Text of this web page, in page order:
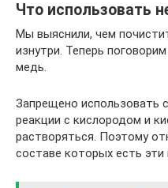
Что использовать
Мы выяснили, чем
изнутри. Теперь
медь.
Запрещено использовать
реакции с кислородом и
растворяться. Поэтому
составе которых есть